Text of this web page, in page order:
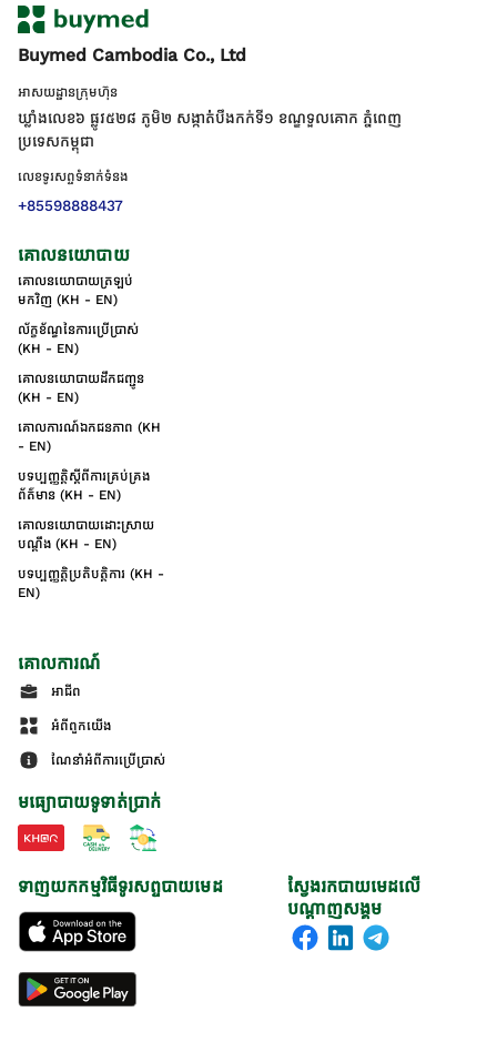
Buymed Cambodia Co., Ltd
អាសយដ្ឋានក្រុមហ៊ុន
ឃ្លាំងលេខ៦ ផ្លូវ៥២៨ ភូមិ២ សង្កាត់់បឹងកក់ទី១ ខណ្ឌទួលគោក ភ្នំពេញ
ប្រទេសកម្ពុជា
លេខទូរសព្ទទំនាក់ទំនង
+85598888437
គោលនយោបាយ
គោលនយោបាយត្រឡប់
មកវិញ (KH - EN)
ល័ក្ខខ័ណ្ឌនៃការប្រើប្រាស់
(KH - EN)
គោលនយោបាយដឹកជញ្ជូន
(KH - EN)
គោលការណ៍ឯកជនភាព (KH
- EN)
បទប្បញ្ញត្តិស្តីពីការគ្រប់គ្រង
ព័ត៌មាន (KH - EN)
គោលនយោបាយដោះស្រាយ
បណ្ដឹង (KH - EN)
បទប្បញ្ញត្តិប្រតិបត្តិការ (KH -
EN)
គោលការណ៍
អាជីព
អំពីពួកយើង
ណែនាំអំពីការប្រើប្រាស់
មធ្យោបាយទូទាត់ប្រាក់
ស្វែងរកបាយមេដលើ
បណ្តាញសង្គម
ទាញយកកម្មវិធីទូរសព្ទបាយមេដ